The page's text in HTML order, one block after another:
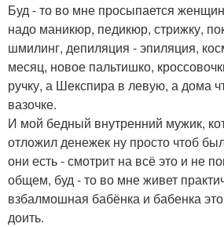
Буд - то во мне просыпается
надо маникюр, педикюр, стрижку,
шмилинг, депиляция - эпиляция,
месяц, новое пальтишко,
ручку, а Шекспира в левую, а дома
вазочке.
И мой бедный внутренний мужик,
отложил денежек ну просто чтоб
они есть - смотрит на всё это и не
общем, буд - то во мне живет
взбалмошная бабёнка и бабенка
доить.